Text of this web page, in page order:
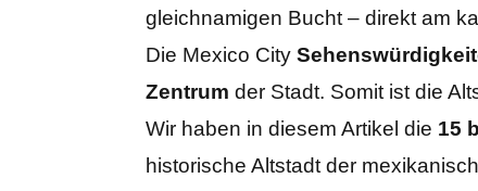
gleichnamigen Bucht – direkt am
Die Mexico City
Zentrum der Stadt. Somit ist die
Wir haben in diesem Artikel die 15
historische Altstadt der